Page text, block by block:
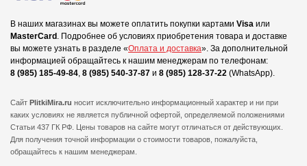
В наших магазинах вы можете оплатить покупки картами Visa или
MasterCard . Подробнее об условиях приобретения товара и доставке
вы можете узнать в разделе «Оплата и доставка». За дополнительной
информацией обращайтесь к нашим менеджерам по телефонам:
8 (985) 185-49-84, 8 (985) 540-37-87 и 8 (985) 128-37-22 (WhatsApp).
Сайт PlitkiMira.ru носит исключительно информационный характер и ни при
каких условиях не является публичной офертой, определяемой положениями
Статьи 437 ГК РФ. Цены товаров на сайте могут отличаться от действующих.
Для получения точной информации о стоимости товаров, пожалуйста,
обращайтесь к нашим менеджерам.